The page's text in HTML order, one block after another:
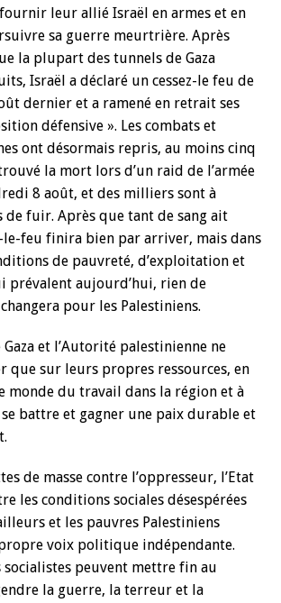
leur allié Israël en armes et en
sa guerre meurtrière. Après
la plupart des tunnels de Gaza
Israël a déclaré un cessez-le feu de
dernier et a ramené en retrait ses
défensive ». Les combats et
ont désormais repris, au moins cinq
la mort lors d’un raid de l’armée
8 août, et des milliers sont à
de fuir. Après que tant de sang ait
le-feu finira bien par arriver, mais dans
de pauvreté, d’exploitation et
prévalent aujourd’hui, rien de
pour les Palestiniens.
et l’Autorité palestinienne ne
que sur leurs propres ressources, en
monde du travail dans la région et à
battre et gagner une paix durable et
de masse contre l’oppresseur, l’Etat
les conditions sociales désespérées
et les pauvres Palestiniens
voix politique indépendante.
socialistes peuvent mettre fin au
la guerre, la terreur et la